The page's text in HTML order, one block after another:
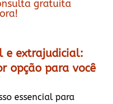
gratuita
e extrajudicial:
opção para você
essencial para